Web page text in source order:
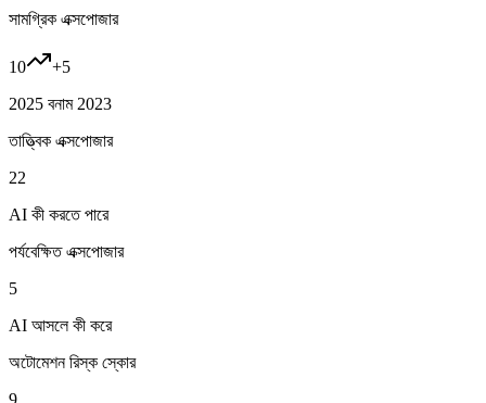
সামগ্রিক এক্সপোজার
10 +5
2025 বনাম 2023
তাত্ত্বিক এক্সপোজার
22
AI কী করতে পারে
পর্যবেক্ষিত এক্সপোজার
5
AI আসলে কী করে
অটোমেশন রিস্ক স্কোর
9